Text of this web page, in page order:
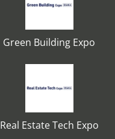
Green Building Expo
Real Estate Tech Expo